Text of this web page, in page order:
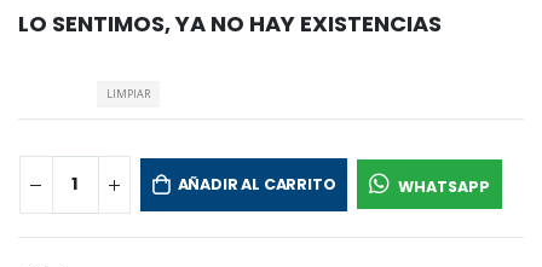
LO SENTIMOS, YA NO HAY EXISTENCIAS
LIMPIAR
AÑADIR AL CARRITO WHATSAPP